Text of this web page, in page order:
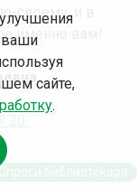
своему, и в
именно вам!
20
ваши
сайте,
.
библиотекаря